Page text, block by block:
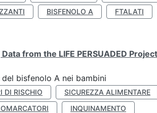
BISFENOLO A
FTALATI
from the LIFE PERSUADED Project
bisfenolo A nei bambini
DI RISCHIO
SICUREZZA ALIMENTARE
INQUINAMENTO